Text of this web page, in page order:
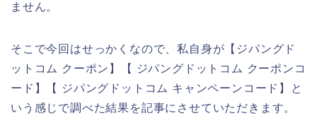
ません。
そこで今回はせっかくなので、私自身が【ジパングド
ットコム クーポン】【 ジパングドットコム クーポンコ
ード】【 ジパングドットコム キャンペーンコード】と
いう感じで調べた結果を記事にさせていただきます。